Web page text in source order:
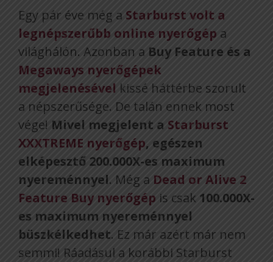
Egy pár éve még a Starburst volt a
legnépszerűbb online nyerőgép a
világhálón. Azonban a Buy Feature és a
Megaways nyerőgépek
megjelenésével kissé háttérbe szorult
a népszerűsége. De talán ennek most
vége! Mivel megjelent a Starburst
XXXTREME nyerőgép, egészen
elképesztő 200.000X-es maximum
nyereménnyel. Még a Dead or Alive 2
Feature Buy nyerőgép is csak 100.000X-
es maximum nyereménnyel
büszkélkedhet. Ez már azért már nem
semmi! Ráadásul a korábbi Starburst